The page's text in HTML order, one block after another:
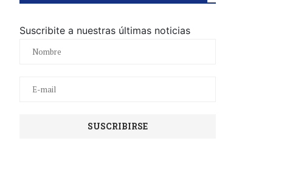
Suscribite a nuestras últimas noticias